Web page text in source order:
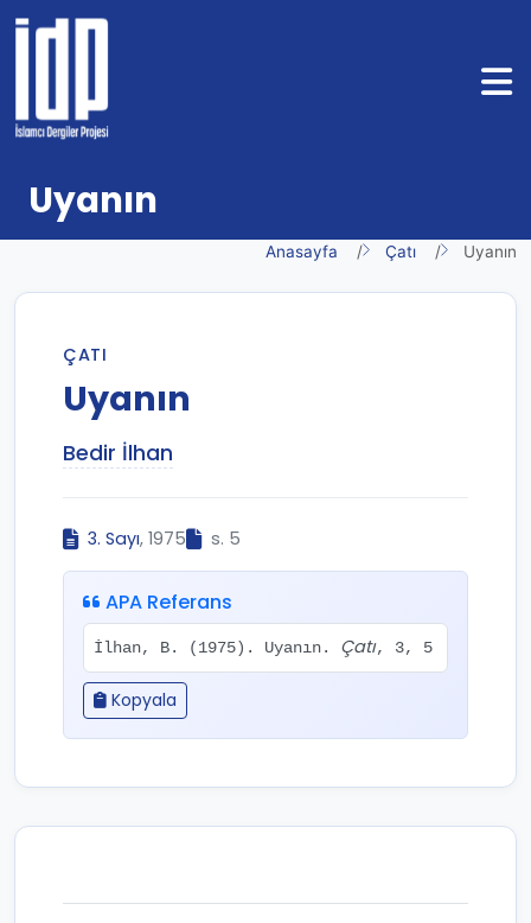
Uyanın
Anasayfa Çatı Uyanın
ÇATI
Uyanın
Bedir İlhan
3. Sayı, 1975 s. 5
APA Referans
İlhan, B. (1975). Uyanın. Çatı, 3, 5
Kopyala